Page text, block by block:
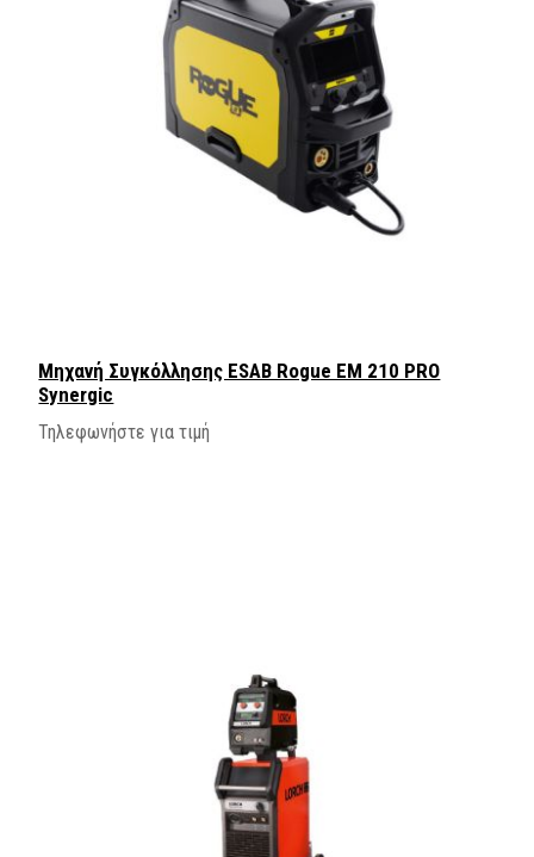
Μηχανή Συγκόλλησης ESAB Rogue EM 210 PRO
Synergic
Τηλεφωνήστε για τιμή